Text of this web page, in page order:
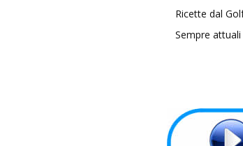
Ricette dal
Sempre attuali